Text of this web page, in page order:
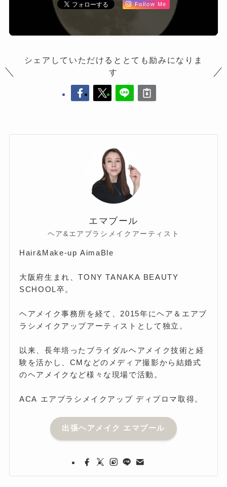
Follow Me
シェアしていただけるととても励みになりま
す
エマブール
ヘア&エアブラシメイクアーティスト
Hair&Make-up AimaBle
大阪府生まれ、TONY TANAKA BEAUTY
SCHOOL卒。
ヘアメイク事務所を経て、2015年にヘア＆エアブ
ラシメイクアップアーティストとして独立。
以来、長年培ったブライダルヘアメイク技術と経
験を活かし、CMなどのメディア撮影から結婚式
のヘアメイクなど様々な現場で活動。
ACA エアブラシメイクアップ ディプロマ取得。
出張ヘアメイク エマブール